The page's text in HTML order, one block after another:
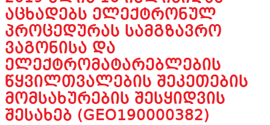
ᲐᲪᲮᲐᲓᲔᲑᲡ ᲔᲚᲔᲥᲢᲠᲝᲜᲣᲚ
ᲞᲠᲝᲪᲔᲓᲣᲠᲐᲡ ᲡᲐᲛᲒᲖᲐᲕᲠᲝ
ᲕᲐᲒᲝᲜᲘᲡᲐ ᲓᲐ
ᲔᲚᲔᲥᲢᲠᲝᲛᲐᲢᲐᲠᲔᲑᲚᲔᲑᲘᲡ
ᲬᲧᲕᲘᲚᲗᲕᲐᲚᲔᲑᲘᲡ ᲨᲔᲙᲔᲗᲔᲑᲘᲡ
ᲛᲝᲛᲡᲐᲮᲣᲠᲔᲑᲘᲡ ᲨᲔᲡᲧᲘᲓᲕᲘᲡ
ᲨᲔᲡᲐᲮᲔᲑ (GEO190000382)